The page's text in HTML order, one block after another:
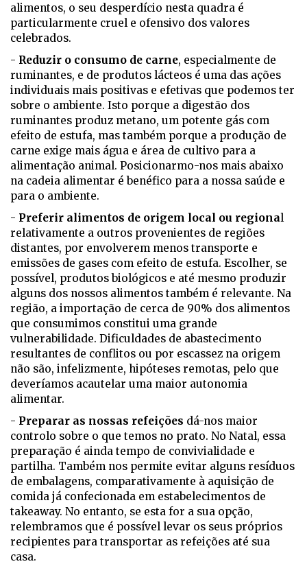
alimentos, o seu desperdício nesta quadra é
particularmente cruel e ofensivo dos valores
celebrados.
- Reduzir o consumo de carne, especialmente de
ruminantes, e de produtos lácteos é uma das ações
individuais mais positivas e efetivas que podemos ter
sobre o ambiente. Isto porque a digestão dos
ruminantes produz metano, um potente gás com
efeito de estufa, mas também porque a produção de
carne exige mais água e área de cultivo para a
alimentação animal. Posicionarmo-nos mais abaixo
na cadeia alimentar é benéfico para a nossa saúde e
para o ambiente.
- Preferir alimentos de origem local ou regional
relativamente a outros provenientes de regiões
distantes, por envolverem menos transporte e
emissões de gases com efeito de estufa. Escolher, se
possível, produtos biológicos e até mesmo produzir
alguns dos nossos alimentos também é relevante. Na
região, a importação de cerca de 90% dos alimentos
que consumimos constitui uma grande
vulnerabilidade. Dificuldades de abastecimento
resultantes de conflitos ou por escassez na origem
não são, infelizmente, hipóteses remotas, pelo que
deveríamos acautelar uma maior autonomia
alimentar.
- Preparar as nossas refeições dá-nos maior
controlo sobre o que temos no prato. No Natal, essa
preparação é ainda tempo de convivialidade e
partilha. Também nos permite evitar alguns resíduos
de embalagens, comparativamente à aquisição de
comida já confecionada em estabelecimentos de
takeaway. No entanto, se esta for a sua opção,
relembramos que é possível levar os seus próprios
recipientes para transportar as refeições até sua
casa.